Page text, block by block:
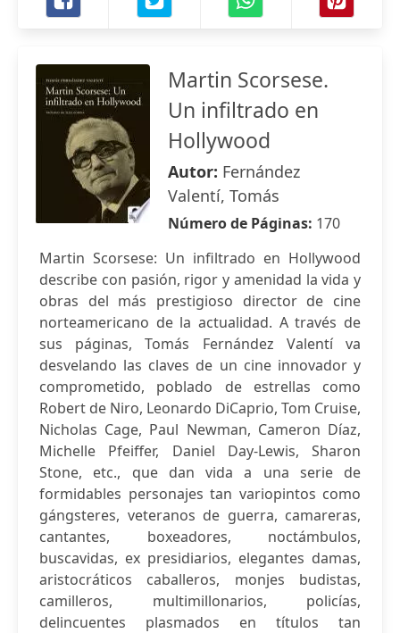
Martin Scorsese.
Un infiltrado en
Hollywood
Autor: Fernández
Valentí, Tomás
Número de Páginas: 170
Martin Scorsese: Un infiltrado en Hollywood
describe con pasión, rigor y amenidad la vida y
obras del más prestigioso director de cine
norteamericano de la actualidad. A través de
sus páginas, Tomás Fernández Valentí va
desvelando las claves de un cine innovador y
comprometido, poblado de estrellas como
Robert de Niro, Leonardo DiCaprio, Tom Cruise,
Nicholas Cage, Paul Newman, Cameron Díaz,
Michelle Pfeiffer, Daniel Day-Lewis, Sharon
Stone, etc., que dan vida a una serie de
formidables personajes tan variopintos como
gángsteres, veteranos de guerra, camareras,
cantantes, boxeadores, noctámbulos,
buscavidas, ex presidiarios, elegantes damas,
aristocráticos caballeros, monjes budistas,
camilleros, multimillonarios, policías,
delincuentes plasmados en títulos tan